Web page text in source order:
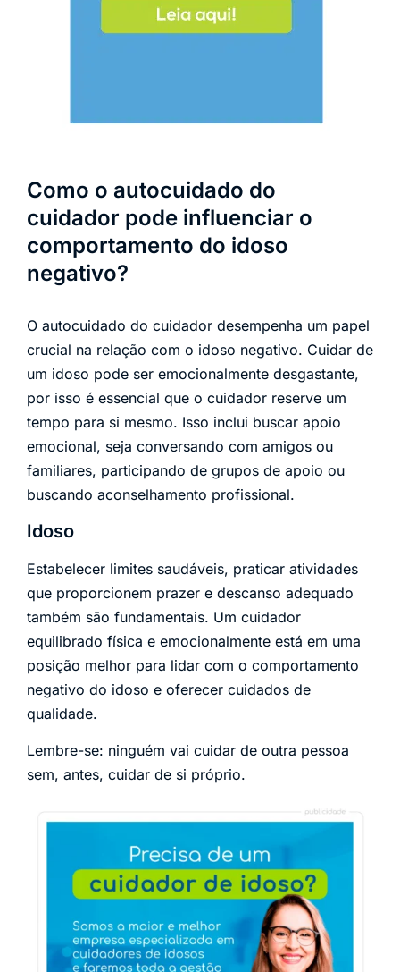
Como o autocuidado do
cuidador pode influenciar o
comportamento do idoso
negativo?
O autocuidado do cuidador desempenha um papel
crucial na relação com o idoso negativo. Cuidar de
um idoso pode ser emocionalmente desgastante,
por isso é essencial que o cuidador reserve um
tempo para si mesmo. Isso inclui buscar apoio
emocional, seja conversando com amigos ou
familiares, participando de grupos de apoio ou
buscando aconselhamento profissional.
Idoso
Estabelecer limites saudáveis, praticar atividades
que proporcionem prazer e descanso adequado
também são fundamentais. Um cuidador
equilibrado física e emocionalmente está em uma
posição melhor para lidar com o comportamento
negativo do idoso e oferecer cuidados de
qualidade.
Lembre-se: ninguém vai cuidar de outra pessoa
sem, antes, cuidar de si próprio.